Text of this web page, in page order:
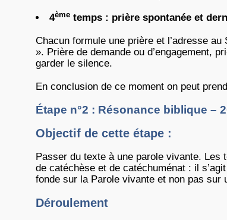
4ème temps : prière spontanée et
Chacun formule une prière et l’adresse
». Prière de demande ou d’engagement,
garder le silence.
En conclusion de ce moment on peut
Étape n°2 : Résonance biblique –
Objectif de cette étape :
Passer du texte à une parole vivante. Les
de catéchèse et de catéchuménat : il
fonde sur la Parole vivante et non pas sur
Déroulement